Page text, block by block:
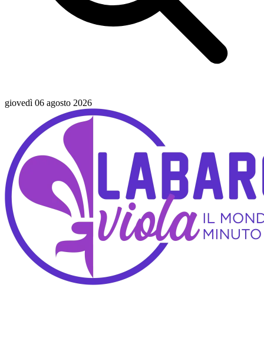
giovedì 06 agosto 2026